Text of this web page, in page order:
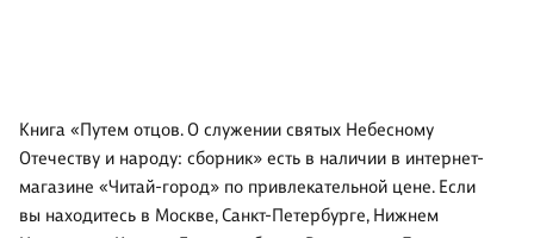
Книга «Путем отцов. О служении святых Небесному
Отечеству и народу: сборник» есть в наличии в интернет-
магазине «Читай-город» по привлекательной цене. Если
вы находитесь в Москве, Санкт-Петербурге, Нижнем